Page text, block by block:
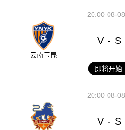
08-08
20:00
云南玉昆
V - S
即将开始
08-08
20:00
V - S